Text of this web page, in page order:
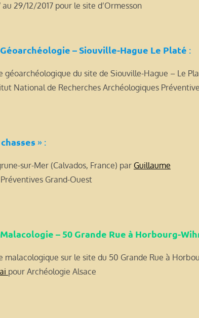
29/12/2017 pour le site d’Ormesson
– Siouville-Hague Le Platé :
géoarchéologique du site de Siouville-Hague – Le
National de Recherches Archéologiques
» :
sur-Mer (Calvados, France) par Guillaume
Grand-Ouest
– 50 Grande Rue à Horbourg-
malacologique sur le site du 50 Grande Rue à
pour Archéologie Alsace